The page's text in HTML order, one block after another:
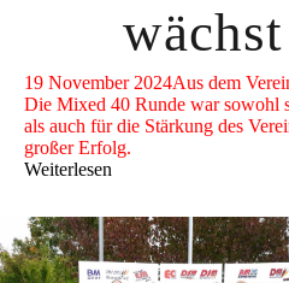
wächst
19 November 2024Aus dem
Die Mixed 40 Runde war sowohl
als auch für die Stärkung des
großer Erfolg.
Weiterlesen